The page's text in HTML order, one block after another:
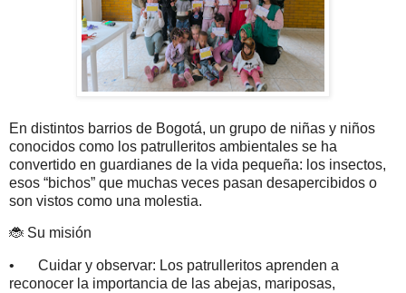
En distintos barrios de Bogotá, un grupo de niñas y niños
conocidos como los patrulleritos ambientales se ha
convertido en guardianes de la vida pequeña: los insectos,
esos “bichos” que muchas veces pasan desapercibidos o
son vistos como una molestia.
🐞 Su misión
•
Cuidar y observar: Los patrulleritos aprenden a
reconocer la importancia de las abejas, mariposas,